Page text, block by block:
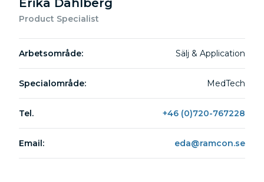
Product Specialist
Arbetsområde: Sälj & Application
Specialområde: MedTech
Tel. +46 (0)720-767228
Email: eda@ramcon.se